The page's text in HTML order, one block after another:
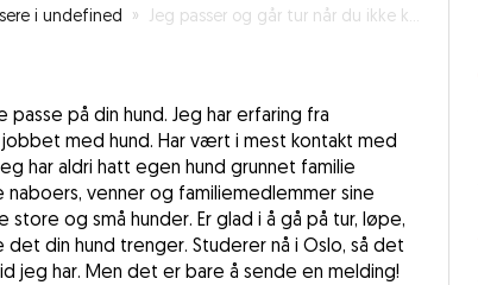
i undefined » Jeg passer og går tur når du ikke kan
på din hund. Jeg har erfaring fra
med hund. Har vært i mest kontakt med
har aldri hatt egen hund grunnet familie
naboers, venner og familiemedlemmer sine
og små hunder. Er glad i å gå på tur, løpe,
din hund trenger. Studerer nå i Oslo, så det
jeg har. Men det er bare å sende en melding!